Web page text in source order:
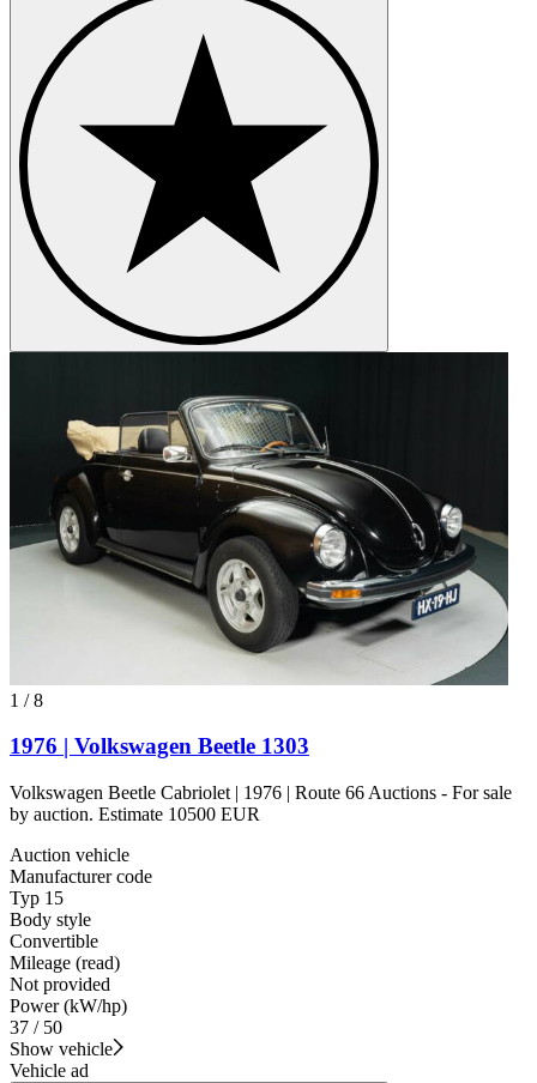
We are thrilled to serve both buyers and sellers, bringing together a
community passionate about classics and sports cars.
1 /8
1976 | Volkswagen Beetle 1303
Volkswagen Beetle Cabriolet | 1976 | Route 66 Auctions - For sale
by auction. Estimate 10500 EUR
Auction vehicle
Manufacturer code
Typ 15
Body style
Convertible
Mileage (read)
Not provided
Power (kW/hp)
37 / 50
Show vehicle
Vehicle ad